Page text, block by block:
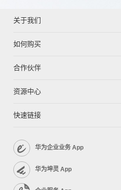
关于我们
如何购买
合作伙伴
资源中心
快速链接
华为企业业务 App
华为坤灵 App